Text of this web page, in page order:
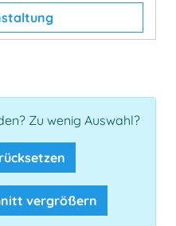
Zu wenig Auswahl?
vergrößern